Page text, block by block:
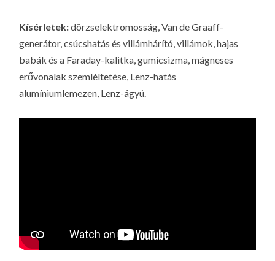
LA
G
O
KI
Kísérletek:dörzselektromosság, Van de Graaff-
generátor, csúcshatás és villámhárító, villámok, hajas
babák és a Faraday-kalitka, gumicsizma, mágneses
erővonalak szemléltetése, Lenz-hatás
alumíniumlemezen, Lenz-ágyú.